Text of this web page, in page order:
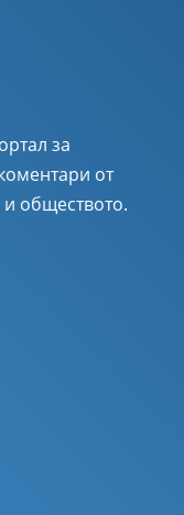
за
от
и обществото.